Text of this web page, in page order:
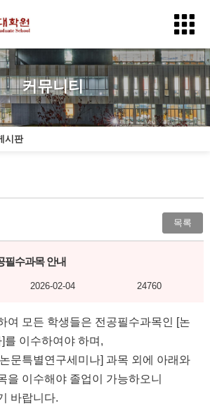
커뮤니티
시판
목록
필수과목 안내
2026-02-04 24760
여 모든 학생들은 전공필수과목인 [논
를 이수하여야 하며,
문특별연구세미나] 과목 외에 아래와
을 이수해야 졸업이 가능하오니
바랍니다.